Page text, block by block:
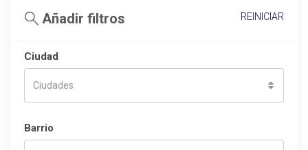
Añadir filtros REINICIAR
Ciudad
Ciudades
Barrio